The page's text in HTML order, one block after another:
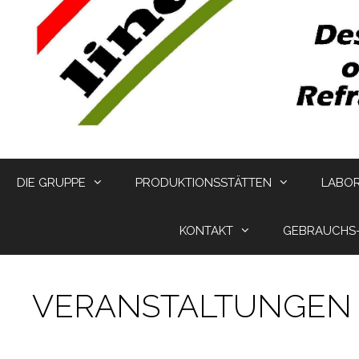
DIE GRUPPE PRODUKTIONSSTÄTTEN
KONTAKT